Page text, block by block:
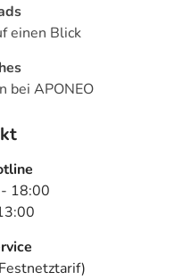
einen Blick
bei APONEO
18:00